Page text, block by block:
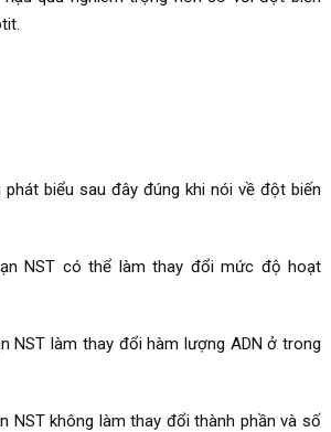
phát biểu sau đây đúng khi nói về đột biến
NST có thể làm thay đổi mức độ hoạt
NST làm thay đổi hàm lượng ADN ở trong
NST không làm thay đổi thành phần và số